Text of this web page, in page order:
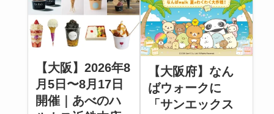
【大阪】2026年8
月5日〜8月17日
開催｜あべのハ
【大阪府】なん
ばウォークに
「サンエックス